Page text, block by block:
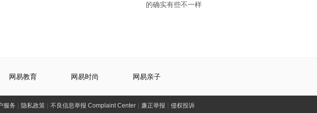
的确实有些不一样
网易教育 网易时尚 网易亲子
服务 隐私政策 不良信息举报 Complaint Center 廉正举报 侵权投诉